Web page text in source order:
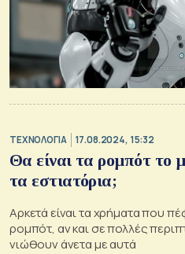
ΤΕΧΝΟΛΟΓΙΑ 17.08.2024, 15:32
Θα είναι τα ρομπότ το
τα εστιατόρια;
Αρκετά είναι τα χρήματα που
ρομπότ, αν και σε πολλές
νιώθουν άνετα με αυτά